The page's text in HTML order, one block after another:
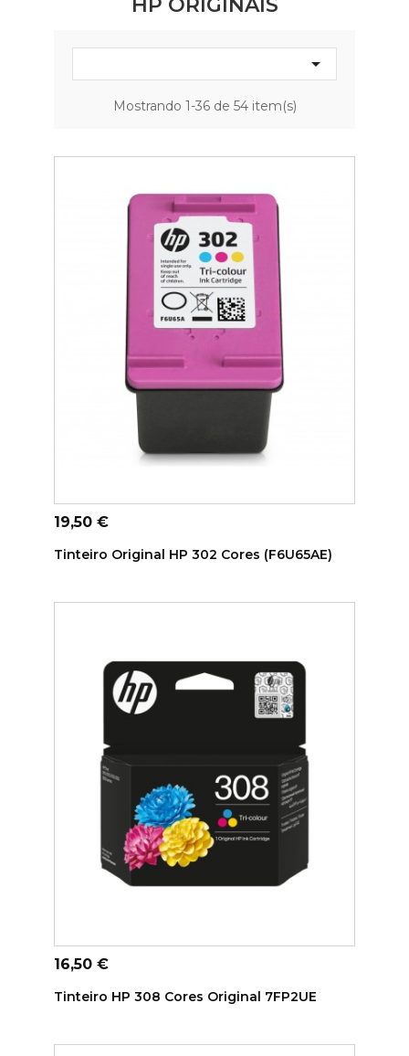

Mostrando 1-36 de 54 item(s)
ADICIONAR AO CARRINHO
Preço
19,50 €
Tinteiro Original HP 302 Cores (F6U65AE)
ADICIONAR AO CARRINHO
Preço
16,50 €
Tinteiro HP 308 Cores Original 7FP2UE